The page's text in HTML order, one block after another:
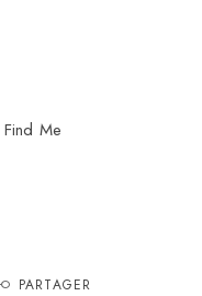
Me
PARTAGER